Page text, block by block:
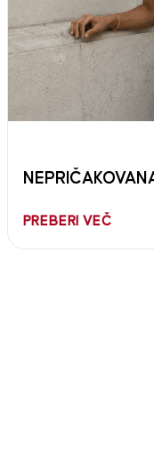
PREBERI VEČ